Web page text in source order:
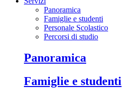
Panoramica
Famiglie e studenti
Personale Scolastico
Percorsi di studio
Panoramica
Famiglie e studenti